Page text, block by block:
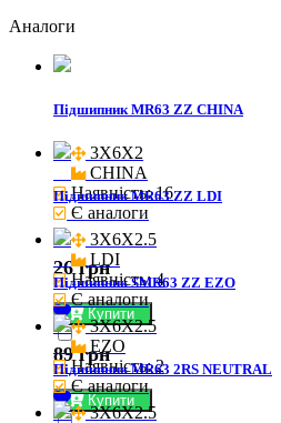
Аналоги
Підшипник MR63 ZZ CHINA
3X6X2
CHINA
Наявність: 16
Є аналоги
26 грн
Купити
Підшипник MR63 ZZ LDI
3X6X2.5
LDI
Наявність: 4
Є аналоги
89 грн
Купити
Підшипник SMR63 ZZ EZO
3X6X2.5
EZO
Наявність: 2
Є аналоги
Підшипник MR63 2RS NEUTRAL
3X6X2.5